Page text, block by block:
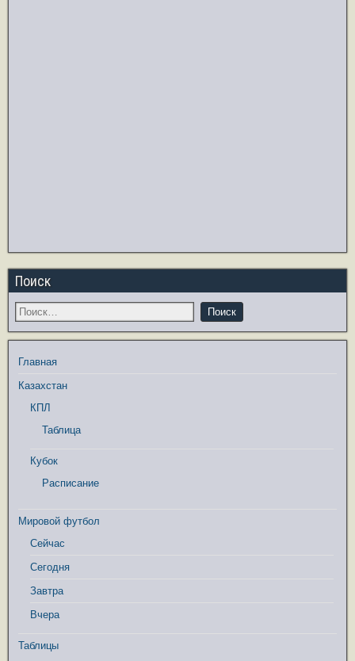
Поиск
Главная
Казахстан
КПЛ
Таблица
Кубок
Расписание
Мировой футбол
Сейчас
Сегодня
Завтра
Вчера
Таблицы